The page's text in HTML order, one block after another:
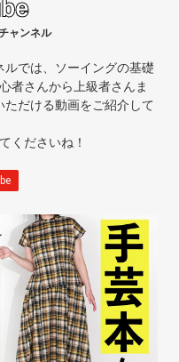
ャンネル
では、ソーイングの基礎
者さんから上級者さんま
だける動画をご紹介して
くださいね！